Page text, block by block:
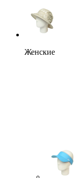
Женские